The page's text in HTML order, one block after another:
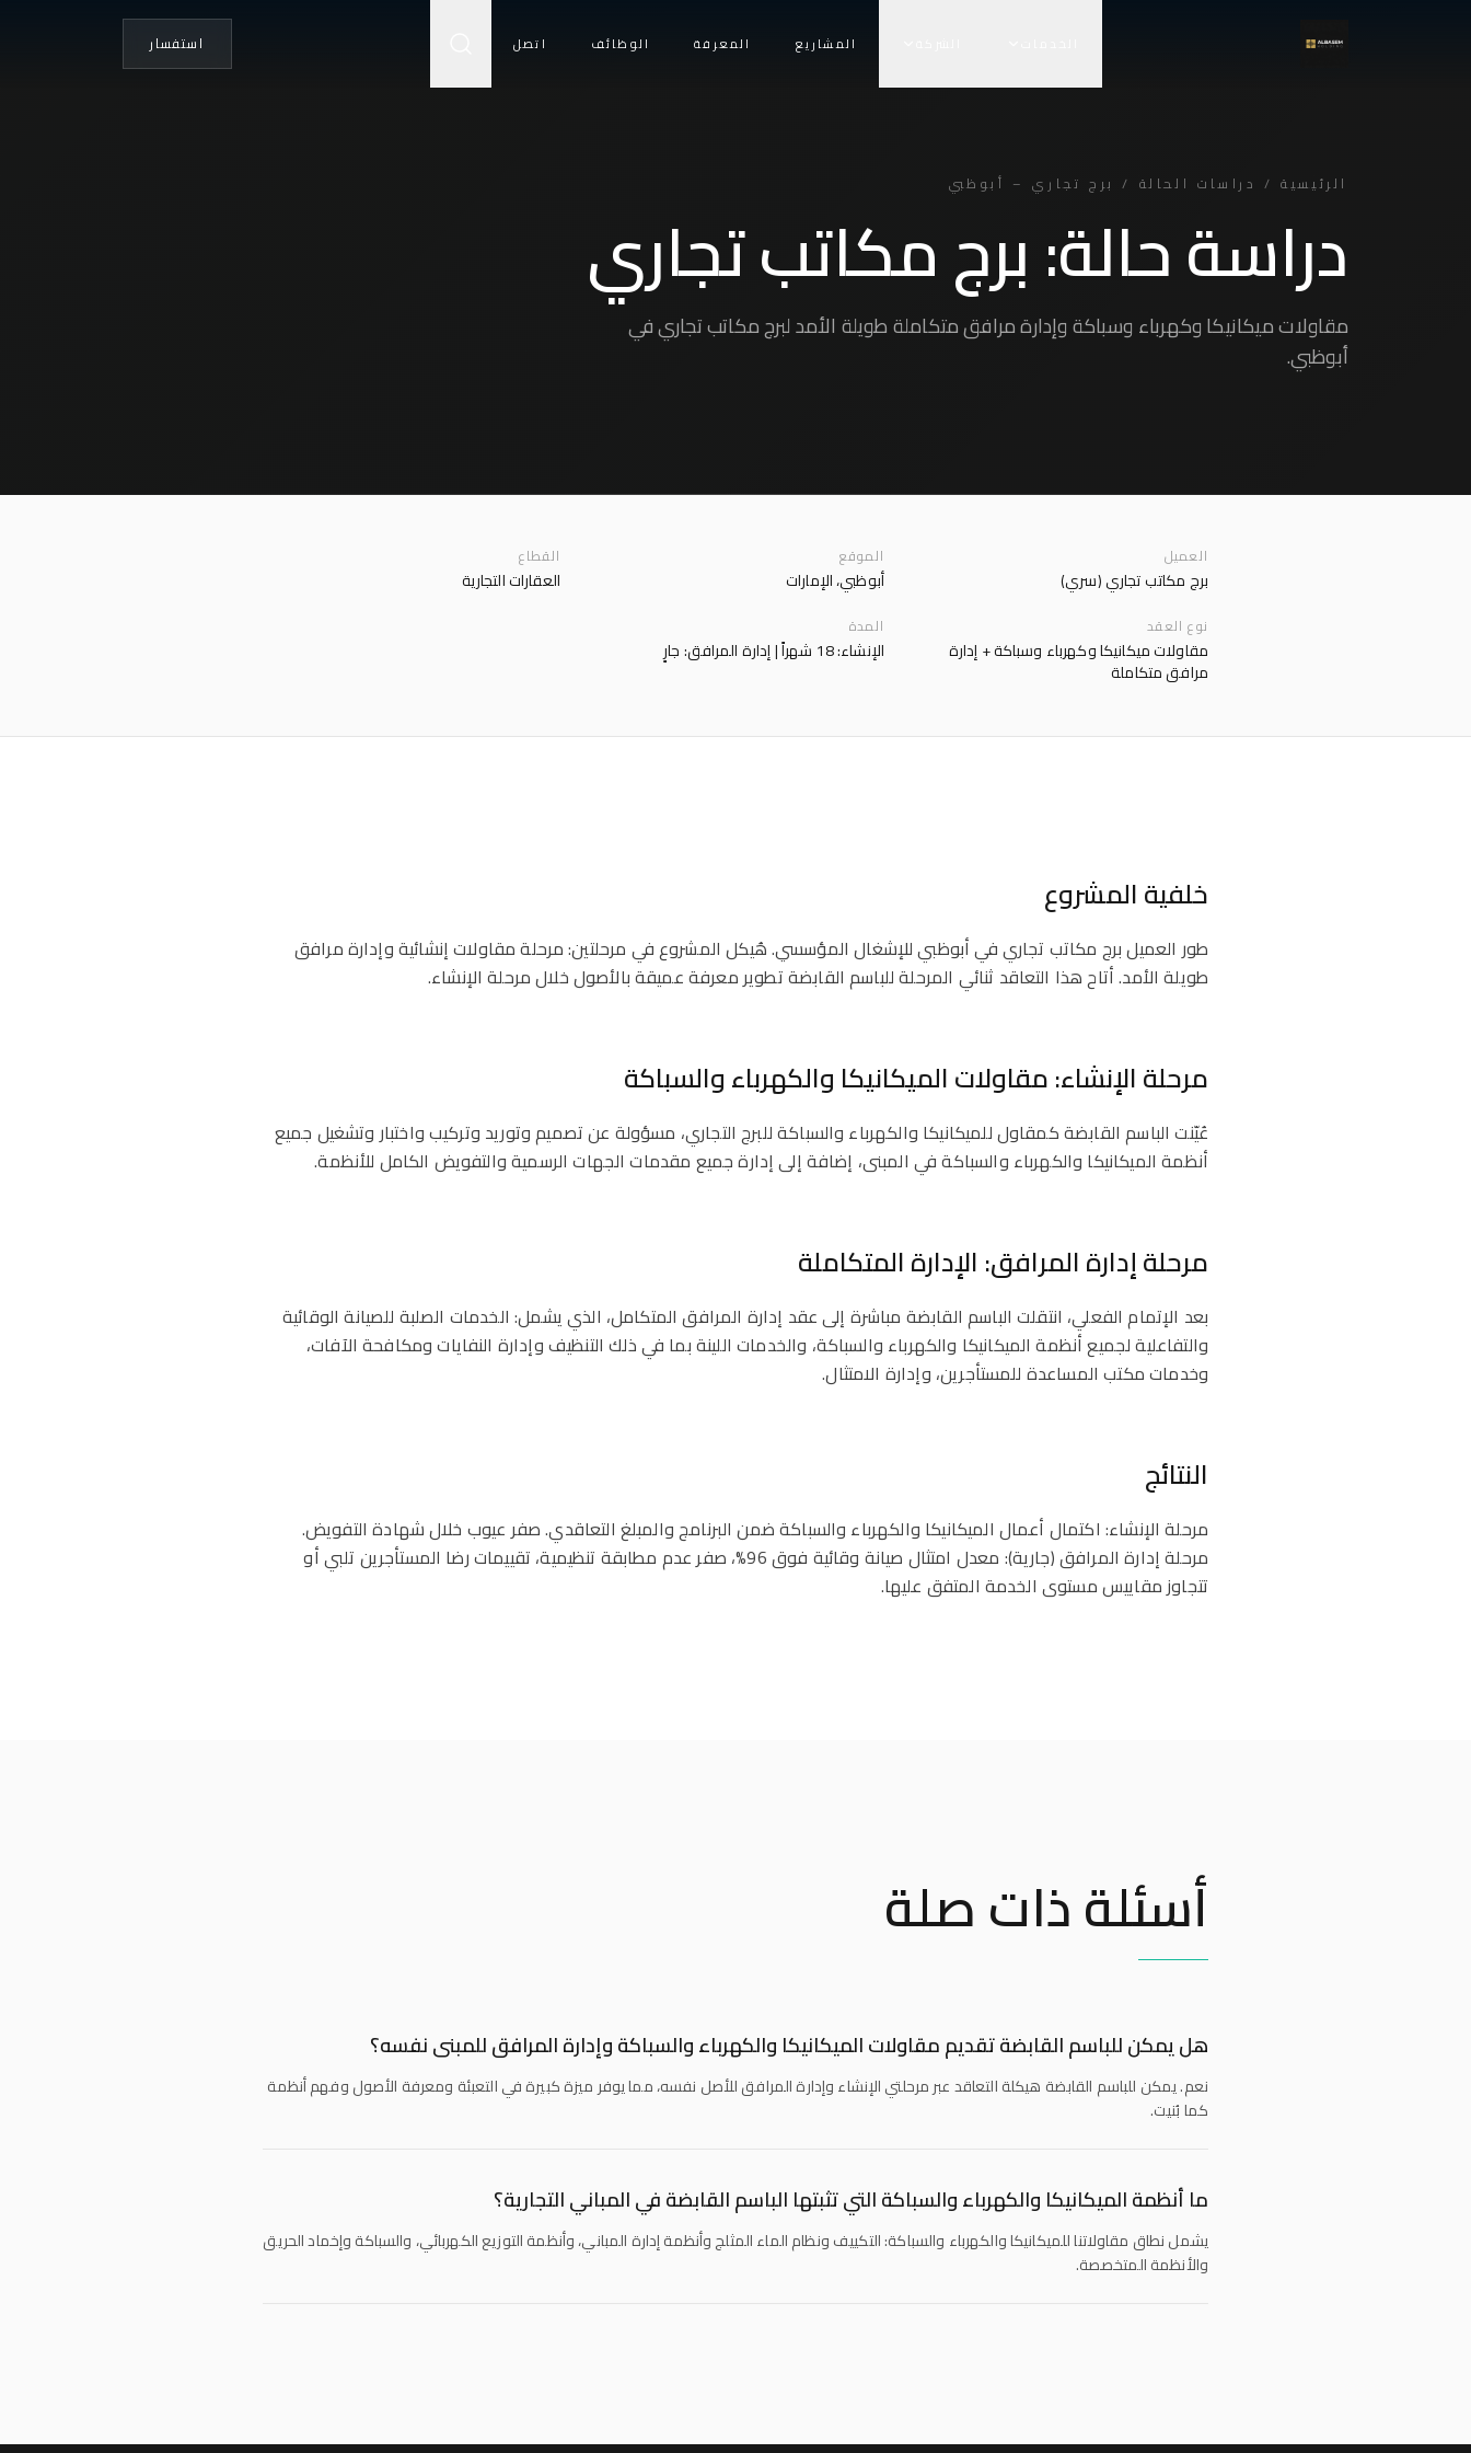
المشاريع المعرفة الوظائف اتصل استفسار
الرئيسية / دراسات الحالة / برج تجاري – أبوظبي
دراسة حالة: برج مكاتب تجاري
مقاولات ميكانيكا وكهرباء وسباكة وإدارة مرافق متكاملة طويلة الأمد لبرج مكاتب تجاري في
أبوظبي.
العميل
برج مكاتب تجاري (سري)
الموقع
أبوظبي، الإمارات
القطاع
العقارات التجارية
نوع العقد
مقاولات ميكانيكا وكهرباء وسباكة + إدارة
مرافق متكاملة
المدة
الإنشاء: 18 شهراً | إدارة المرافق: جارٍ
خلفية المشروع
طور العميل برج مكاتب تجاري في أبوظبي للإشغال المؤسسي. هُيكل المشروع في مرحلتين: مرحلة مقاولات إنشائية وإدارة مرافق
طويلة الأمد. أتاح هذا التعاقد ثنائي المرحلة للباسم القابضة تطوير معرفة عميقة بالأصول خلال مرحلة الإنشاء.
مرحلة الإنشاء: مقاولات الميكانيكا والكهرباء والسباكة
عُيّنت الباسم القابضة كمقاول للميكانيكا والكهرباء والسباكة للبرج التجاري، مسؤولة عن تصميم وتوريد وتركيب واختبار وتشغيل جميع
أنظمة الميكانيكا والكهرباء والسباكة في المبنى، إضافة إلى إدارة جميع مقدمات الجهات الرسمية والتفويض الكامل للأنظمة.
مرحلة إدارة المرافق: الإدارة المتكاملة
بعد الإتمام الفعلي، انتقلت الباسم القابضة مباشرة إلى عقد إدارة المرافق المتكامل، الذي يشمل: الخدمات الصلبة للصيانة الوقائية
والتفاعلية لجميع أنظمة الميكانيكا والكهرباء والسباكة، والخدمات اللينة بما في ذلك التنظيف وإدارة النفايات ومكافحة الآفات،
وخدمات مكتب المساعدة للمستأجرين، وإدارة الامتثال.
النتائج
مرحلة الإنشاء: اكتمال أعمال الميكانيكا والكهرباء والسباكة ضمن البرنامج والمبلغ التعاقدي. صفر عيوب خلال شهادة التفويض.
مرحلة إدارة المرافق (جارية): معدل امتثال صيانة وقائية فوق 96%، صفر عدم مطابقة تنظيمية، تقييمات رضا المستأجرين تلبي أو
تتجاوز مقاييس مستوى الخدمة المتفق عليها.
أسئلة ذات صلة
هل يمكن للباسم القابضة تقديم مقاولات الميكانيكا والكهرباء والسباكة وإدارة المرافق للمبنى نفسه؟
نعم. يمكن للباسم القابضة هيكلة التعاقد عبر مرحلتي الإنشاء وإدارة المرافق للأصل نفسه، مما يوفر ميزة كبيرة في التعبئة ومعرفة الأصول وفهم أنظمة
كما بُنيت.
ما أنظمة الميكانيكا والكهرباء والسباكة التي تثبتها الباسم القابضة في المباني التجارية؟
يشمل نطاق مقاولاتنا للميكانيكا والكهرباء والسباكة: التكييف ونظام الماء المثلج وأنظمة إدارة المباني، وأنظمة التوزيع الكهربائي، والسباكة وإخماد الحريق
والأنظمة المتخصصة.